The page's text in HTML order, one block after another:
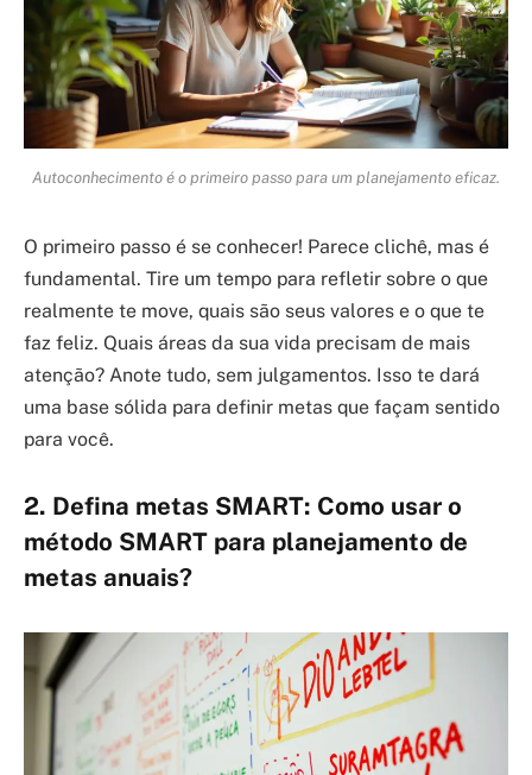
Autoconhecimento é o primeiro passo para um planejamento eficaz.
O primeiro passo é se conhecer! Parece clichê, mas é
fundamental. Tire um tempo para refletir sobre o que
realmente te move, quais são seus valores e o que te
faz feliz. Quais áreas da sua vida precisam de mais
atenção? Anote tudo, sem julgamentos. Isso te dará
uma base sólida para definir metas que façam sentido
para você.
2. Defina metas SMART: Como usar o
método SMART para planejamento de
metas anuais?